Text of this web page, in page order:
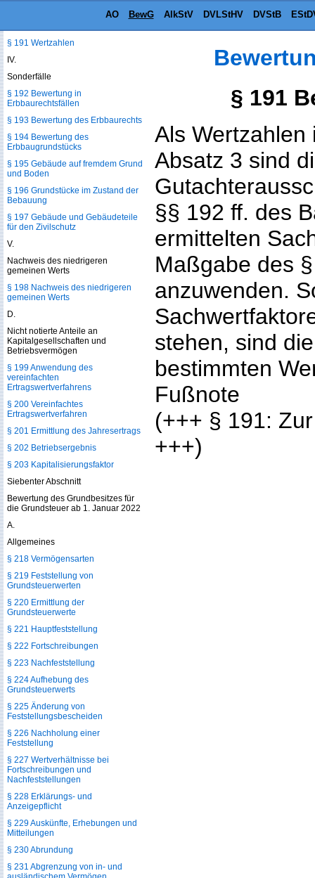
AO BewG AlkStV DVLStHV DVStB
§ 191
Als Wertzahlen
Absatz 3 sind
§§ 192 ff. des
ermittelten
Maßgabe des
anzuwenden.
stehen, sind
bestimmten
Fußnote
(+++ § 191:
+++)
§ 191 Wertzahlen
IV.
Sonderfälle
§ 192 Bewertung in
Erbbaurechtsfällen
§ 193 Bewertung des Erbbaurechts
§ 194 Bewertung des
Erbbaugrundstücks
§ 195 Gebäude auf fremdem Grund
und Boden
§ 196 Grundstücke im Zustand der
Bebauung
§ 197 Gebäude und Gebäudeteile
für den Zivilschutz
V.
Nachweis des niedrigeren
gemeinen Werts
§ 198 Nachweis des niedrigeren
gemeinen Werts
D.
Nicht notierte Anteile an
Kapitalgesellschaften und
Betriebsvermögen
§ 199 Anwendung des
vereinfachten
Ertragswertverfahrens
§ 200 Vereinfachtes
Ertragswertverfahren
§ 201 Ermittlung des Jahresertrags
§ 202 Betriebsergebnis
§ 203 Kapitalisierungsfaktor
Siebenter Abschnitt
Bewertung des Grundbesitzes für
die Grundsteuer ab 1. Januar 2022
A.
Allgemeines
§ 218 Vermögensarten
§ 219 Feststellung von
Grundsteuerwerten
§ 220 Ermittlung der
Grundsteuerwerte
§ 221 Hauptfeststellung
§ 222 Fortschreibungen
§ 223 Nachfeststellung
§ 224 Aufhebung des
Grundsteuerwerts
§ 225 Änderung von
Feststellungsbescheiden
§ 226 Nachholung einer
Feststellung
§ 227 Wertverhältnisse bei
Fortschreibungen und
Nachfeststellungen
§ 228 Erklärungs- und
Anzeigepflicht
§ 229 Auskünfte, Erhebungen und
Mitteilungen
§ 230 Abrundung
§ 231 Abgrenzung von in- und